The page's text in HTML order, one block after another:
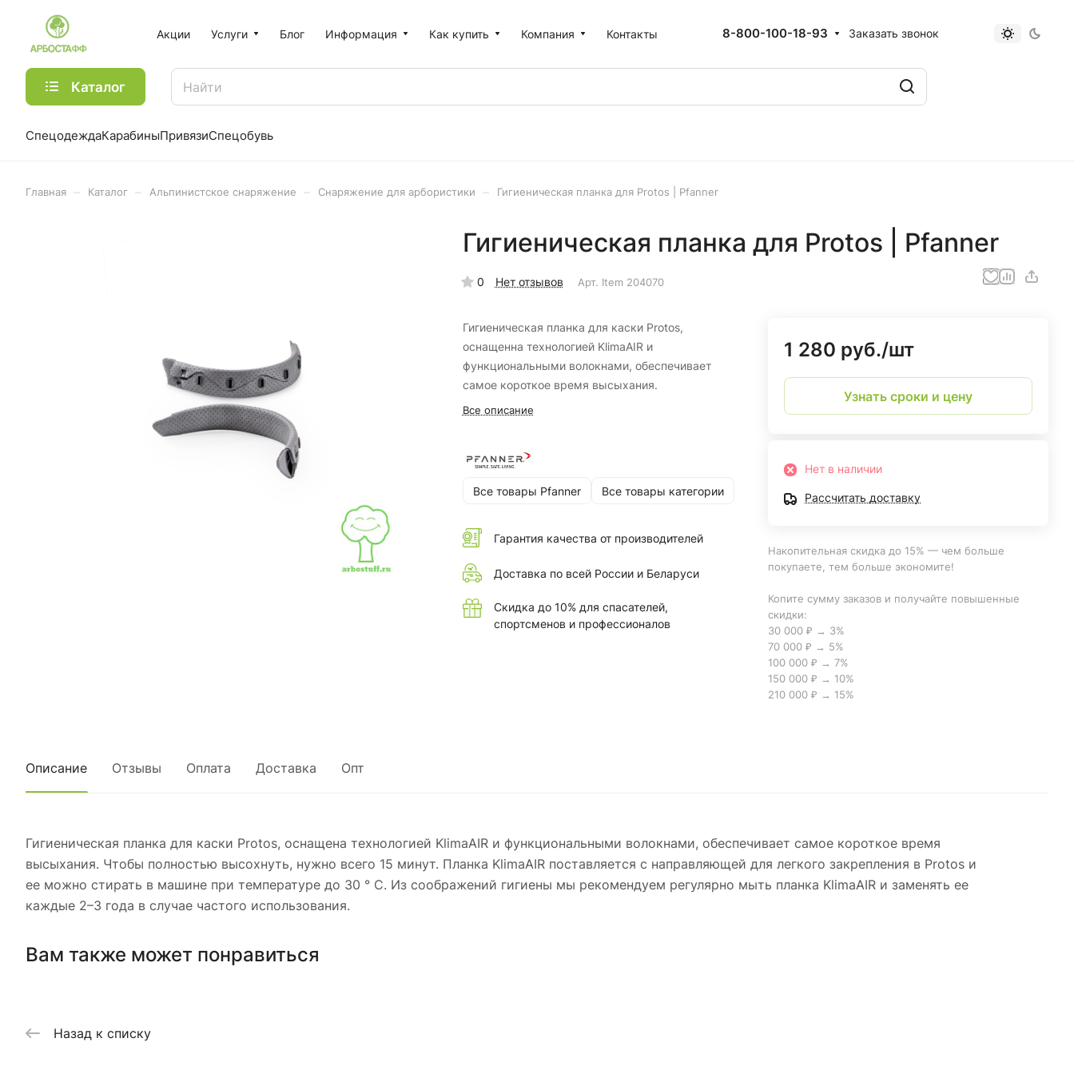
Акции Услуги Блог Информация Как купить Компания Контакты 8-800-100-18-93 Заказать звонок
Каталог
СпецодеждаКарабиныПривязиСпецобувь
Главная Каталог Альпинистское снаряжение Снаряжение для арбористики Гигиеническая планка для Protos | Pfanner
Гигиеническая планка для Protos | Pfanner
0 Нет отзывов Арт. Item 204070
Гигиеническая планка для каски Protos,
оснащенна технологией KlimaAIR и
функциональными волокнами, обеспечивает
самое короткое время высыхания.
Все описание
Все товары Pfanner Все товары категории
Гарантия качества от производителей
Доставка по всей России и Беларуси
Скидка до 10% для спасателей,
спортсменов и профессионалов
1 280 руб./шт
Узнать сроки и цену
Нет в наличии
Рассчитать доставку
Накопительная скидка до 15% — чем больше
покупаете, тем больше экономите!
Копите сумму заказов и получайте повышенные
скидки:
30 000 ₽ → 3%
70 000 ₽ → 5%
100 000 ₽ → 7%
150 000 ₽ → 10%
210 000 ₽ → 15%
Описание Отзывы Оплата Доставка Опт
Гигиеническая планка для каски Protos, оснащена технологией KlimaAIR и функциональными волокнами, обеспечивает самое короткое время
высыхания. Чтобы полностью высохнуть, нужно всего 15 минут. Планка KlimaAIR поставляется с направляющей для легкого закрепления в Protos и
ее можно стирать в машине при температуре до 30 ° C. Из соображений гигиены мы рекомендуем регулярно мыть планка KlimaAIR и заменять ее
каждые 2–3 года в случае частого использования.
Вам также может понравиться
Назад к списку